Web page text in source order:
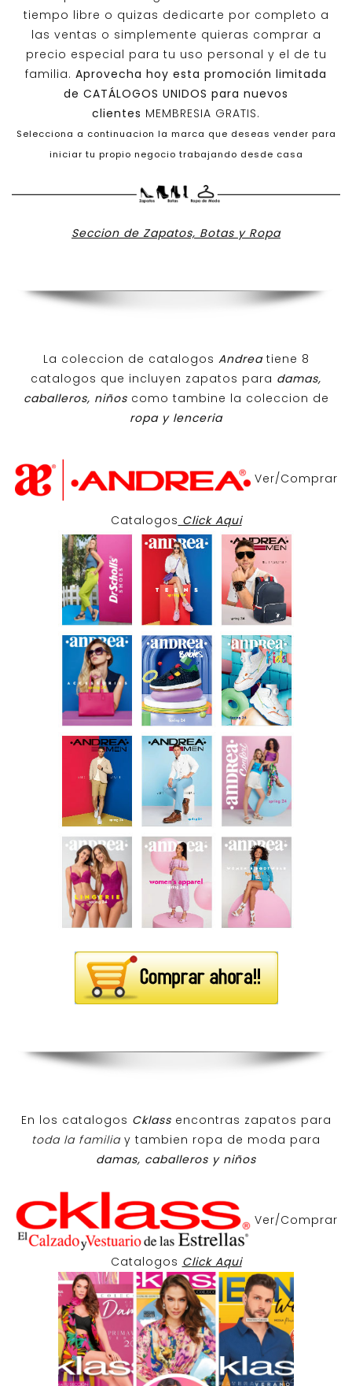
tiempo libre o quizas dedicarte por completo a
las ventas o simplemente quieras comprar a
precio especial para tu uso personal y el de tu
familia. Aprovecha hoy esta promoción limitada
de CATÁLOGOS UNIDOS para nuevos
clientes MEMBRESIA GRATIS.
Selecciona a continuacion la marca que deseas vender para
iniciar tu propio negocio trabajando desde casa
Seccion de Zapatos, Botas y Ropa
La coleccion de catalogos Andreatiene 8
catalogos que incluyen zapatos para damas,
caballeros, niños como tambine la coleccion de
ropa y lenceria
Ver/Comprar
Catalogos Click Aqui
En los catalogos Cklass encontras zapatos para
toda la familiay tambien ropa de moda para
damas, caballeros y niños
Ver/Comprar
Catalogos Click Aqui